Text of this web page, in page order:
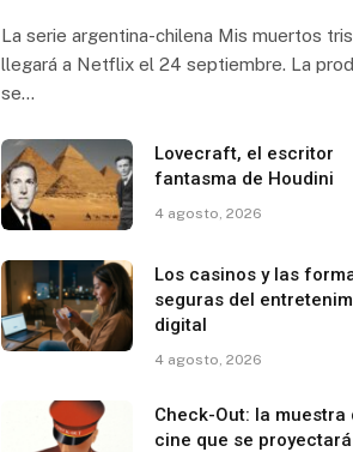
La serie argentina-chilena Mis muertos
llegará a Netflix el 24 septiembre. La
se…
Lovecraft, el escritor
fantasma de Houdini
4 agosto, 2026
Los casinos y las
seguras del
digital
4 agosto, 2026
Check-Out: la muestra
cine que se